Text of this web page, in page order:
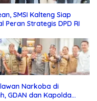
SMSI Kalteng Siap
Peran Strategis DPD RI
Narkoba di
GDAN dan Kapolda